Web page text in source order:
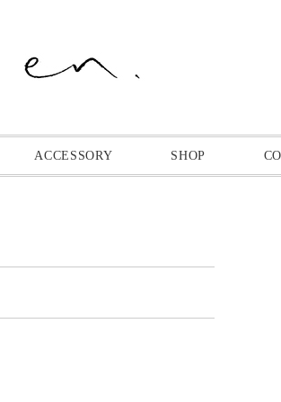
ACCESSORY SHOP